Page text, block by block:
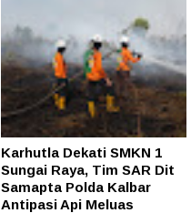
Karhutla Dekati SMKN 1
Sungai Raya, Tim SAR Dit
Samapta Polda Kalbar
Antipasi Api Meluas